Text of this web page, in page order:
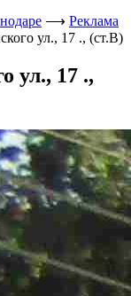
⟶ Реклама
ул., 17 ., (ст.В)
ул., 17 .,